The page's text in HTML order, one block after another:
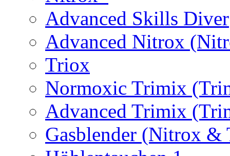
Advanced Skills Diver
Advanced Nitrox
Triox
Normoxic Trimix
Advanced Trimix
Gasblender (Nitrox